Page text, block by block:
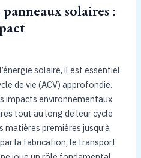
solaires :
solaire, il est essentiel
de vie (ACV) approfondie.
impacts environnementaux
tout au long de leur cycle
matières premières jusqu’à
la fabrication, le transport